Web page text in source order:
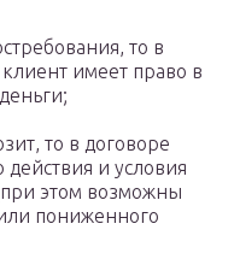
то в
имеет право в
то в договоре
и условия
этом возможны
пониженного